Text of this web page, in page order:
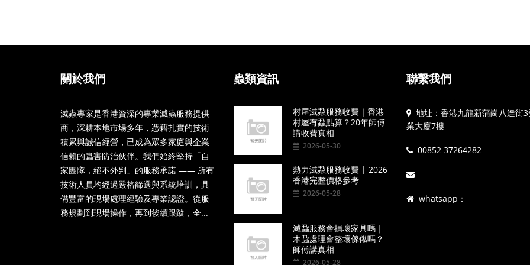
關於我們
滅蟲專家是香港資深的專業滅蟲服務提供
商，深耕本地市場多年，憑藉扎實的技術
積累與誠信經營，已成為眾多家庭與企業
信賴的蟲害防治伙伴。我們始終堅持「自
家團隊，絕不外判」的服務承諾 —— 所有
技術人員均經過嚴格篩選與系統培訓，具
備豐富的現場處理經驗及專業認證。從服
務規劃到現場操作，再到後續跟蹤，全...
蟲類資訊
村屋滅蝨服務收費｜香港
村屋有蝨點算？20年師傅
講收費真相
2026-05-30
熱力滅蝨服務收費 | 2026
香港完整價格參考
2026-05-28
滅蝨服務會損壞家具嗎｜
木蝨處理會整壞傢俬嗎？
師傅講真相
2026-05-28
聯繫我們
地址：香港九龍新蒲崗八達街
業大廈7樓
00852 37264282
whatsapp：